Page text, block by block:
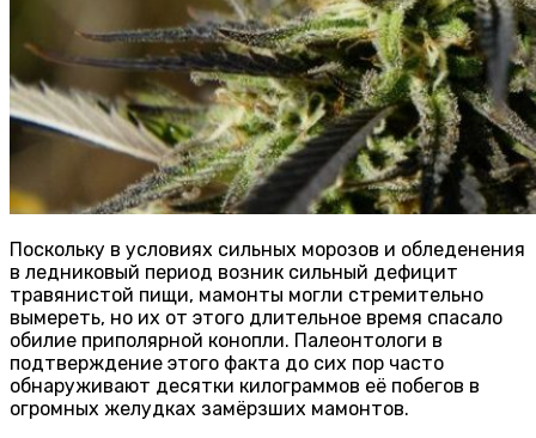
Поскольку в условиях сильных морозов и обледенения
в ледниковый период возник сильный дефицит
травянистой пищи, мамонты могли стремительно
вымереть, но их от этого длительное время спасало
обилие приполярной конопли. Палеонтологи в
подтверждение этого факта до сих пор часто
обнаруживают десятки килограммов её побегов в
огромных желудках замёрзших мамонтов.